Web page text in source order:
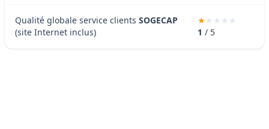
Qualité globale service clients SOGECAP
(site Internet inclus)
1 / 5